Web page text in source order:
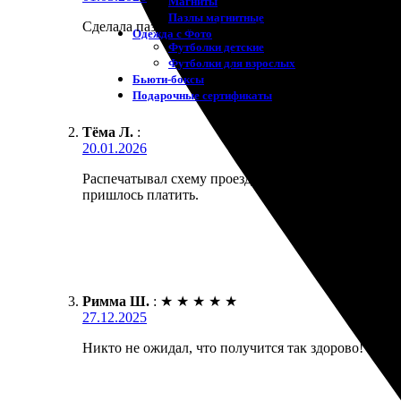
Пазлы магнитные
Одежда с Фото
Футболки детские
Футболки для взрослых
Бьюти-боксы
Подарочные сертификаты
Сделала пазл из нашей семейной фотографии с
Тёма Л. :
20.01.2026
Распечатывал схему проезда на большом формате.
пришлось платить.
Римма Ш. : ★ ★ ★ ★ ★
27.12.2025
Никто не ожидал, что получится так здорово!